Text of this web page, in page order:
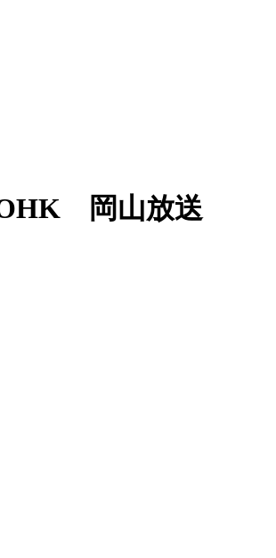
OHK 岡山放送